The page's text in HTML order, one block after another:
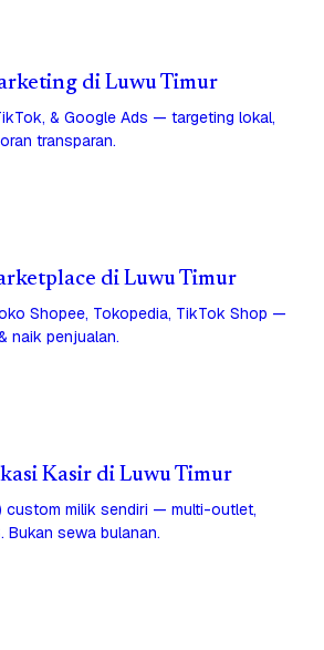
di Luwu Timur
& Google Ads — targeting lokal,
transparan.
di Luwu Timur
Shopee, Tokopedia, TikTok Shop —
naik penjualan.
Kasir di Luwu Timur
custom milik sendiri — multi-outlet,
Bukan sewa bulanan.